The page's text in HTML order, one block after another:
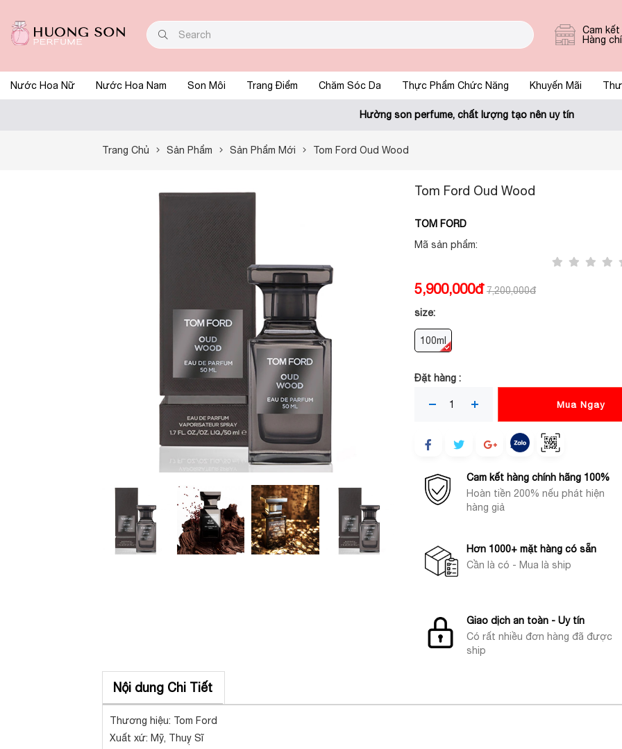
Cam kết
Hàng
Nước Hoa Nữ Nước Hoa Nam Son Môi Trang Điểm Chăm Sóc Da Thực Phẩm Chức Năng Khuyến Mãi
Hường son perfume, chất lượng tạo nên uy tín
Trang Chủ Sản Phẩm Sản Phẩm Mới Tom Ford Oud Wood
Tom Ford Oud Wood
TOM FORD
Mã sản phẩm:
5,900,000đ 7,200,000đ
size:
100ml
Đặt hàng :
Mua Ngay
Cam kết hàng chính hãng 100%
Hoàn tiền 200% nếu phát hiện
hàng giả
Hơn 1000+ mặt hàng có sẵn
Cần là có - Mua là ship
Giao dịch an toàn - Uy tín
Có rất nhiều đơn hàng đã được
ship
Nội dung Chi Tiết
Thương hiệu: Tom Ford
Xuất xứ: Mỹ, Thuỵ Sĩ